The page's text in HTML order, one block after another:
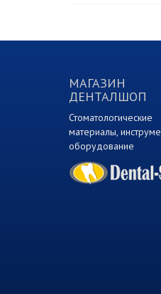
МАГАЗИН
ДЕНТАЛШОП
Стоматологические
материалы,
оборудование